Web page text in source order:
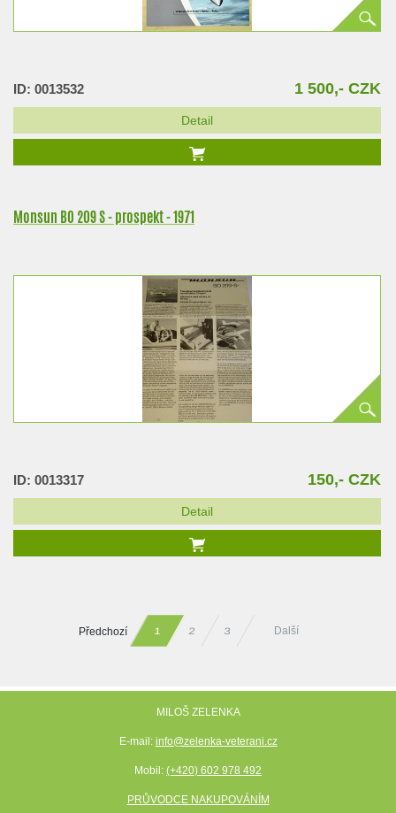
ID: 0013532 1 500,- CZK
Detail
Monsun BO 209 S - prospekt - 1971
ID: 0013317 150,- CZK
Detail
Předchozí 1 2 3 Další
MILOŠ ZELENKA
E-mail: info@zelenka-veterani.cz
Mobil: (+420) 602 978 492
PRŮVODCE NAKUPOVÁNÍM